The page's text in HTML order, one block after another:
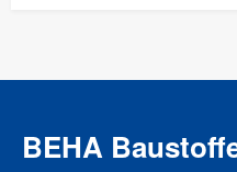
BEHA